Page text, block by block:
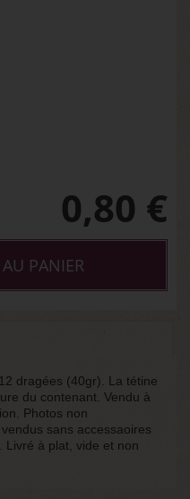
0,80 €
PANIER
dragées (40gr). La tétine
du contenant. Vendu à
Photos non
sans accessaoires
Livré à plat, vide et non